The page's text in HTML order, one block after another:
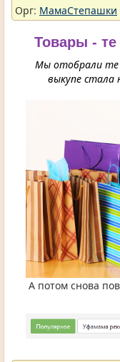
Орг: МамаСтепашки
Товары -
Мы отобрали те
выкупе стала
А потом снова